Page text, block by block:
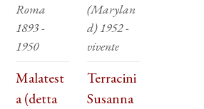
Roma
1893 -
1950
Malatest
a (detta
(Marylan
d) 1952 -
vivente
Terracini
Susanna